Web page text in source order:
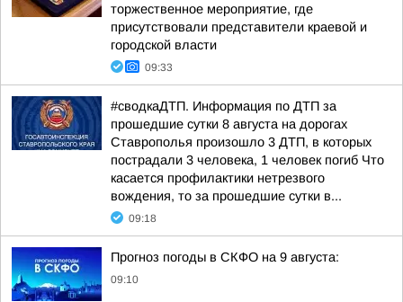
торжественное мероприятие, где
присутствовали представители краевой и
городской власти
09:33
#сводкаДТП. Информация по ДТП за
прошедшие сутки 8 августа на дорогах
Ставрополья произошло 3 ДТП, в которых
пострадали 3 человека, 1 человек погиб Что
касается профилактики нетрезвого
вождения, то за прошедшие сутки в...
09:18
Прогноз погоды в СКФО на 9 августа:
09:10